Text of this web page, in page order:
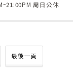
周日公休
最後一頁